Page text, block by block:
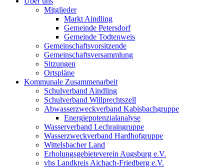
Mitglieder
Markt Aindling
Gemeinde Petersdorf
Gemeinde Todtenweis
Gemeinschaftsvorsitzende
Gemeinschaftsversammlung
Sitzungen
Ortspläne
Kommunale Zusammenarbeit
Schulverband Aindling
Schulverband Willprechtszell
Abwasserzweckverband Kabisbachgruppe
Energiepotenzialanalyse
Wasserverband Lechraingruppe
Wasserzweckverband Hardhofgruppe
Wittelsbacher Land
Erholungsgebieteverein Augsburg e.V.
vhs Landkreis Aichach-Friedberg e.V.